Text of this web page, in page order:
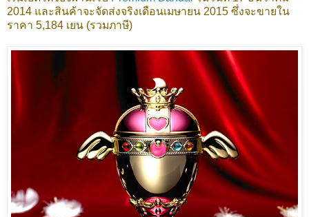
2014 และสินค้าจะจัดส่งจริงเดือนเมษายน 2015 ซึ่งจะขายใน
ราคา 5,184 เยน (รวมภาษี)